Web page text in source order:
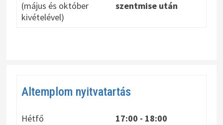
(május és október
kivételével)
szentmise után
Altemplom nyitvatartás
Hétfő
17:00 - 18:00